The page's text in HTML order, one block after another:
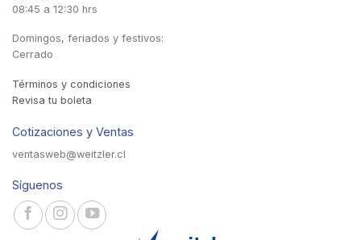
08:45 a 12:30 hrs
Domingos, feriados y festivos:
Cerrado
Términos y condiciones
Revisa tu boleta
Cotizaciones y Ventas
ventasweb@weitzler.cl
Síguenos